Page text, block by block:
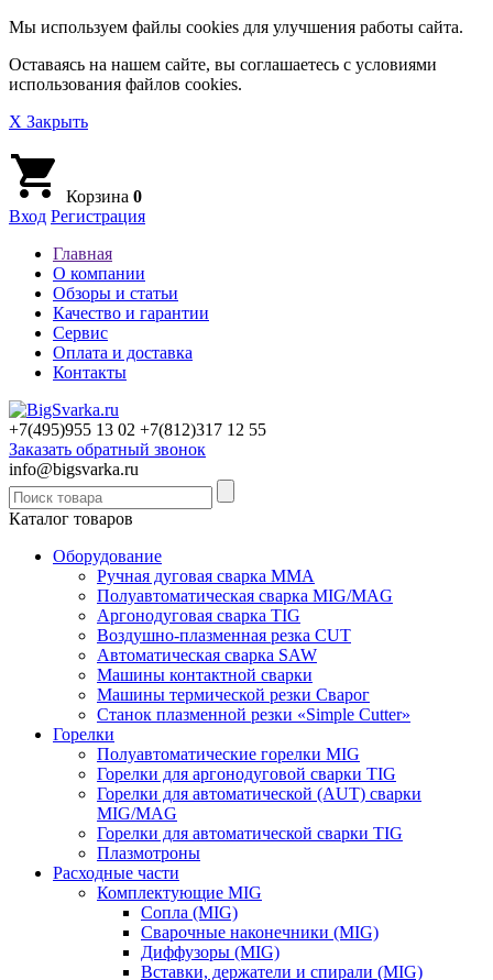
Мы используем файлы cookies для улучшения работы сайта.
Оставаясь на нашем сайте, вы соглашаетесь с условиями
использования файлов cookies.
X Закрыть
Корзина 0
Вход Регистрация
Главная
О компании
Обзоры и статьи
Качество и гарантии
Сервис
Оплата и доставка
Контакты
+7(495)955 13 02 +7(812)317 12 55
Заказать обратный звонок
info@bigsvarka.ru
Каталог товаров
Оборудование
Ручная дуговая сварка ММА
Полуавтоматическая сварка MIG/MAG
Аргонодуговая сварка TIG
Воздушно-плазменная резка CUT
Автоматическая сварка SAW
Машины контактной сварки
Машины термической резки Сварог
Станок плазменной резки «Simple Cutter»
Горелки
Полуавтоматические горелки MIG
Горелки для аргонодуговой сварки TIG
Горелки для автоматической (AUT) сварки
MIG/MAG
Горелки для автоматической сварки TIG
Плазмотроны
Расходные части
Комплектующие MIG
Сопла (MIG)
Сварочные наконечники (MIG)
Диффузоры (MIG)
Вставки, держатели и спирали (MIG)